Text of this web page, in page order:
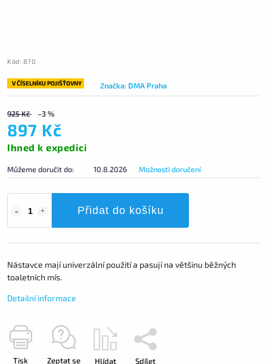
Kód: 870
V ČÍSELNÍKU POJIŠŤOVNY Značka: DMA Praha
925 Kč –3 %
897 Kč
Ihned k expedici
Můžeme doručit do: 10.8.2026 Možnosti doručení
Přidat do košíku
Nástavce mají univerzální použití a pasují na většinu běžných
toaletních mís.
Detailní informace
Tisk Zeptat se Hlídat Sdílet